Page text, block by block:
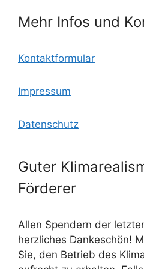
Mehr Infos und
Kontaktformular
Impressum
Datenschutz
Guter
Förderer
Allen Spendern der
herzliches Dankeschön!
Sie, den Betrieb des